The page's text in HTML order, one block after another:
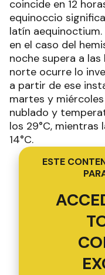
coincide en 12
equinoccio
latín
en el caso del
noche supera a las
norte ocurre lo
a partir de ese
martes y
nublado y
los 29°C, mientras
14°C.
ESTE